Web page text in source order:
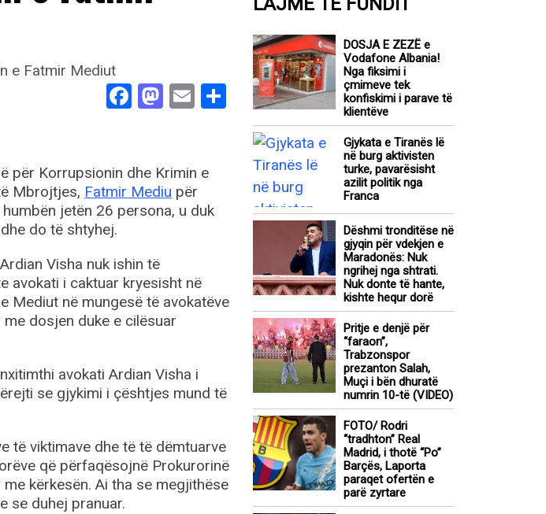
Facebook
Mastodon
EmailShare
për Korrupsionin dhe Krimin e
Mbrojtjes, Fatmir Mediu për
humbën jetën 26 persona, u duk
do të shtyhej.
Visha nuk ishin të
avokati i caktuar kryesisht në
Mediut në mungesë të avokatëve
dosjen duke e cilësuar
avokati Ardian Visha i
se gjykimi i çështjes mund të
të viktimave dhe të të dëmtuarve
që përfaqësojnë Prokurorinë
kërkesën. Ai tha se megjithëse
se duhej pranuar.
DOSJA E ZEZË e
Vodafone Albania!
Nga fiksimi i
çmimeve tek
konfiskimi i parave të
klientëve
Gjykata e Tiranës lë
në burg aktivisten
turke, pavarësisht
azilit politik nga
Franca
Dëshmi tronditëse në
gjyqin për vdekjen e
Maradonës: Nuk
ngrihej nga shtrati.
Nuk donte të hante,
kishte hequr dorë
Pritje e denjë për
“faraon”,
Trabzonspor
prezanton Salah,
Muçi i bën dhuratë
numrin 10-të (VIDEO)
FOTO/ Rodri
“tradhton” Real
Madrid, i thotë “Po”
Barçës, Laporta
paraqet ofertën e
parë zyrtare